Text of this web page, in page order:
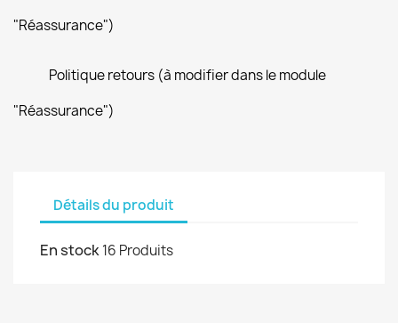
"Réassurance")
Politique retours (à modifier dans le module
"Réassurance")
Détails du produit
En stock16 Produits